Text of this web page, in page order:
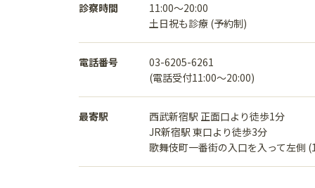
診察時間
11:00〜20:00
土日祝も診療 (予約制)
電話番号
03-6205-6261
(電話受付11:00〜20:00)
最寄駅
西武新宿駅 正面口より徒歩1分
JR新宿駅 東口より徒歩3分
歌舞伎町一番街の入口を入って左側